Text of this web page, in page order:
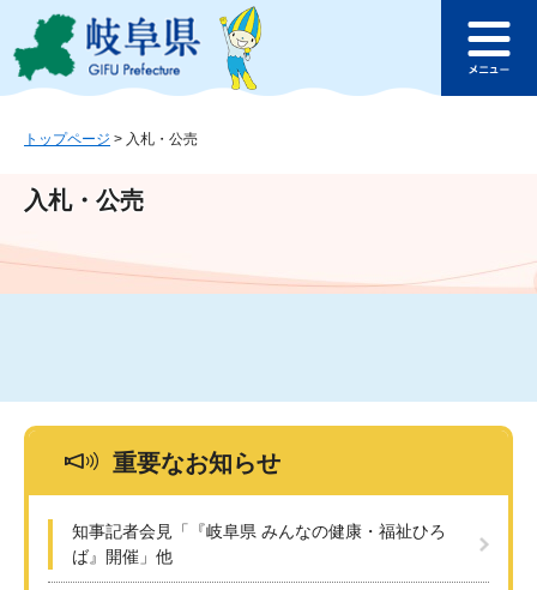
ジ
ュ
文
このページの本文へ
ュ
トップページ > 入札・公売
入札・公売
重要なお知らせ
知事記者会見「『岐阜県 みんなの健康・福祉ひろ
ば』開催」他